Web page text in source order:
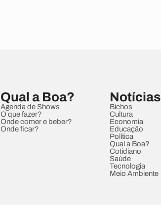
Qual a Boa?
Agenda de Shows
O que fazer?
Onde comer e beber?
Onde ficar?
Notícias
Bichos
Cultura
Economia
Educação
Política
Qual a Boa?
Cotidiano
Saúde
Tecnologia
Meio Ambiente